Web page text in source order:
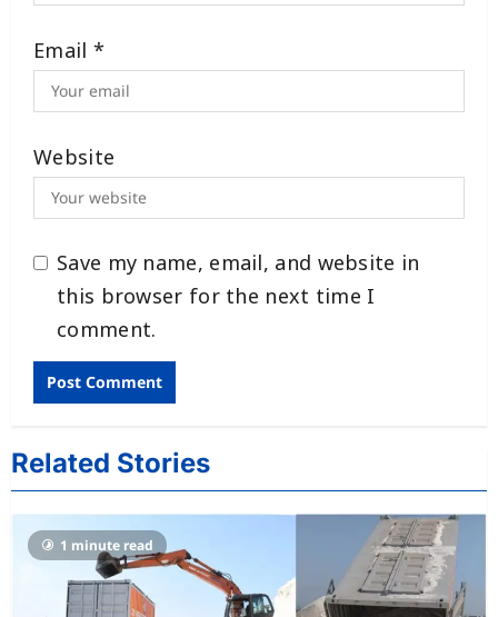
Email *
Website
Save my name, email, and website in
this browser for the next time I
comment.
Related Stories
1 minute read